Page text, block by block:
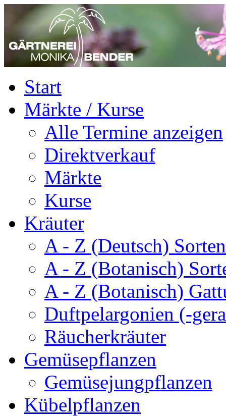
Start
Märkte / Kurse
Alle Termine anzeigen
Direktverkauf
Märkte
Kurse
Kräuter
A - Z (Deutsch)
A - Z (Botanisch)
A - Z (Botanisch)
Duftpelargonien (-
Räucherkräuter
Gemüsepflanzen
Gemüsejungpflanzen
Kübelpflanzen